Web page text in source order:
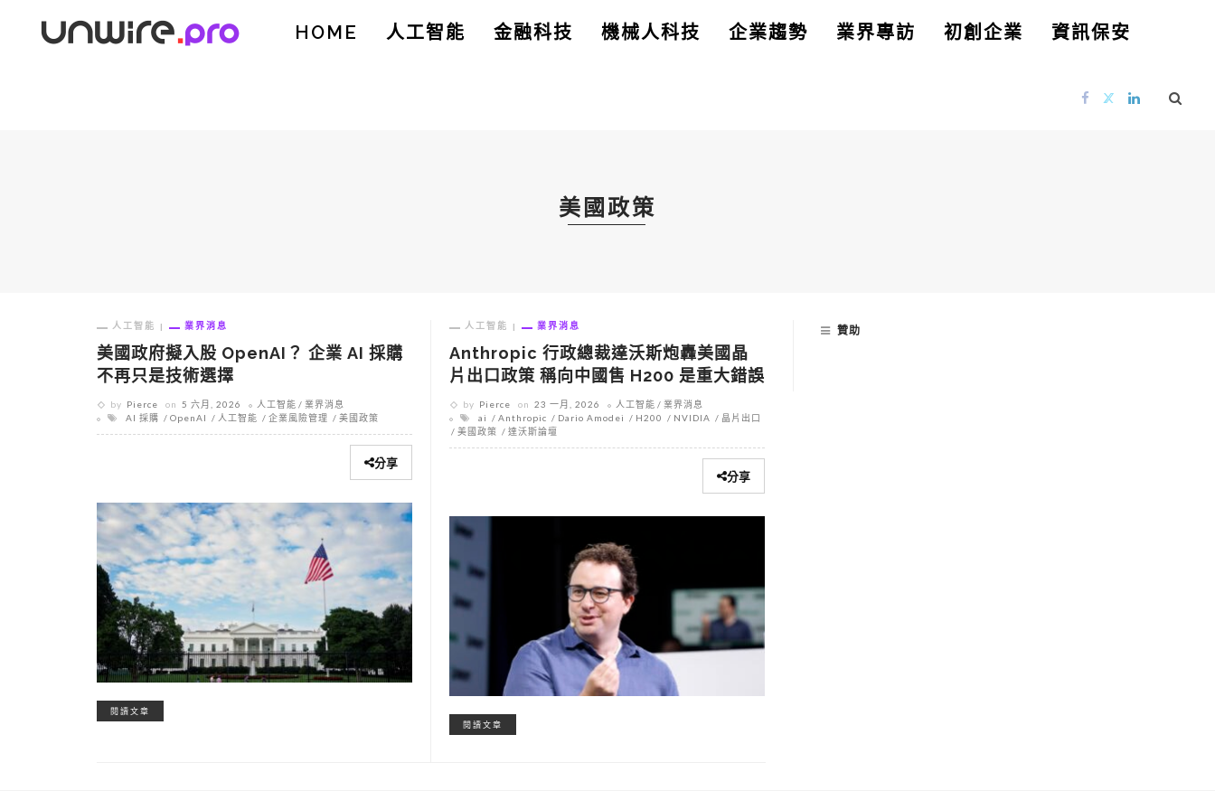
HOME 人工智能 金融科技 機械人科技 企業趨勢 業界專訪 初創企業 資訊保安
美國政策
人工智能 業界消息
美國政府擬入股 OpenAI？ 企業 AI 採購
不再只是技術選擇
by Pierce on 5 六月, 2026 人工智能
業界消息
AI 採購
OpenAI 人工智能 企業風險管理 美國政策
分享
閱讀文章
人工智能 業界消息
Anthropic 行政總裁達沃斯炮轟美國晶
片出口政策 稱向中國售 H200 是重大錯誤
by Pierce on 23 一月, 2026 人工智能
業界消息
ai
Anthropic Dario Amodei H200 NVIDIA
晶片出口
美國政策
達沃斯論壇
分享
閱讀文章
贊助